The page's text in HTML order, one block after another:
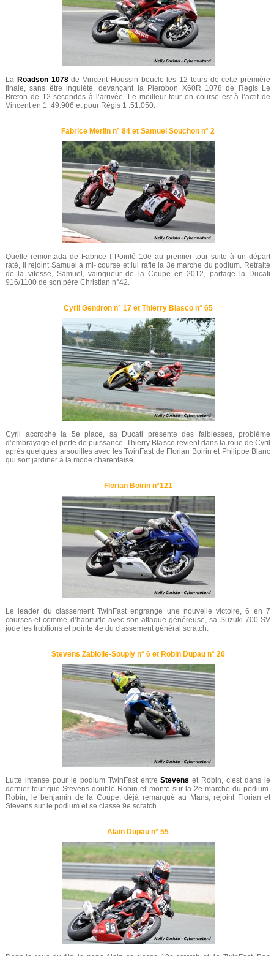
La Roadson 1078de Vincent Houssin boucle les 12 tours de cette première
finale, sans être inquiété, devançant la Pierobon X60R 1078 de Régis Le
Breton de 12 secondes à l’arrivée. Le meilleur tour en course est à l’actif de
Vincent en 1 :49.906 et pour Régis 1 :51.050.
Fabrice Merlin n° 84 et Samuel Souchon n° 2
Quelle remontada de Fabrice ! Pointé 10e au premier tour suite à un départ
raté, il rejoint Samuel à mi- course et lui rafle la 3e marche du podium. Retraité
de la vitesse, Samuel, vainqueur de la Coupe en 2012, partage la Ducati
916/1100 de son père Christian n°42.
Cyril Gendron n° 17 et Thierry Blasco n° 65
Cyril accroche la 5e place, sa Ducati présente des faiblesses, problème
d’embrayage et perte de puissance. Thierry Blasco revient dans la roue de Cyril
après quelques arsouilles avec les TwinFast de Florian Boirin et Philippe Blanc
qui sort jardiner à la mode charentaise.
Florian Boirin n°121
Le leader du classement TwinFast engrange une nouvelle victoire, 6 en 7
courses et comme d’habitude avec son attaque généreuse, sa Suzuki 700 SV
joue les trublions et pointe 4e du classement général scratch.
Stevens Zabiolle-Souply n° 6 et Robin Dupau n° 20
Lutte intense pour le podium TwinFast entreStevens et Robin, c’est dans le
dernier tour que Stevens double Robin et monte sur la 2e marche du podium.
Robin, le benjamin de la Coupe, déjà remarqué au Mans, rejoint Florian et
Stevens sur le podium et se classe 9e scratch.
Alain Dupau n° 55